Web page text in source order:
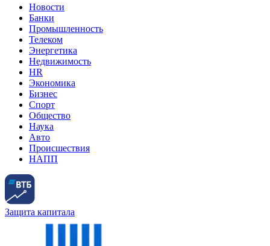
Новости
Банки
Промышленность
Телеком
Энергетика
Недвижимость
HR
Экономика
Бизнес
Спорт
Общество
Наука
Авто
Происшествия
НАПП
Защита капитала